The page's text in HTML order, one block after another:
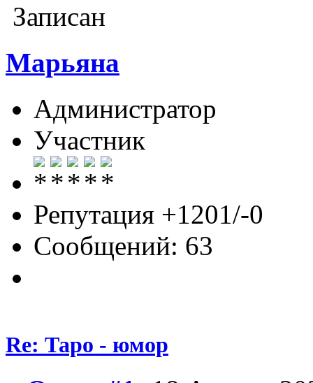
Записан
Марьяна
Администратор
Участник
Репутация +1201/-0
Сообщений: 63
Re: Таро - юмор